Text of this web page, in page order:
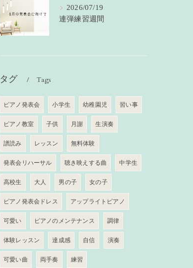
2026/07/19
連弾練習週間
タグ Tags
ピアノ発表会 小学生 幼稚園児 習い事
ピアノ教室 子供 月謝 生演奏
譜読み レッスン 無料体験
発表会リハーサル 聴き映えする曲 中学生
高校生 大人 男の子 女の子
ピアノ発表会ドレス アップライトピアノ
可愛い ピアノのメンテナンス 調律
体験レッスン 達成感 自信 演奏
可愛い曲 両手奏 練習